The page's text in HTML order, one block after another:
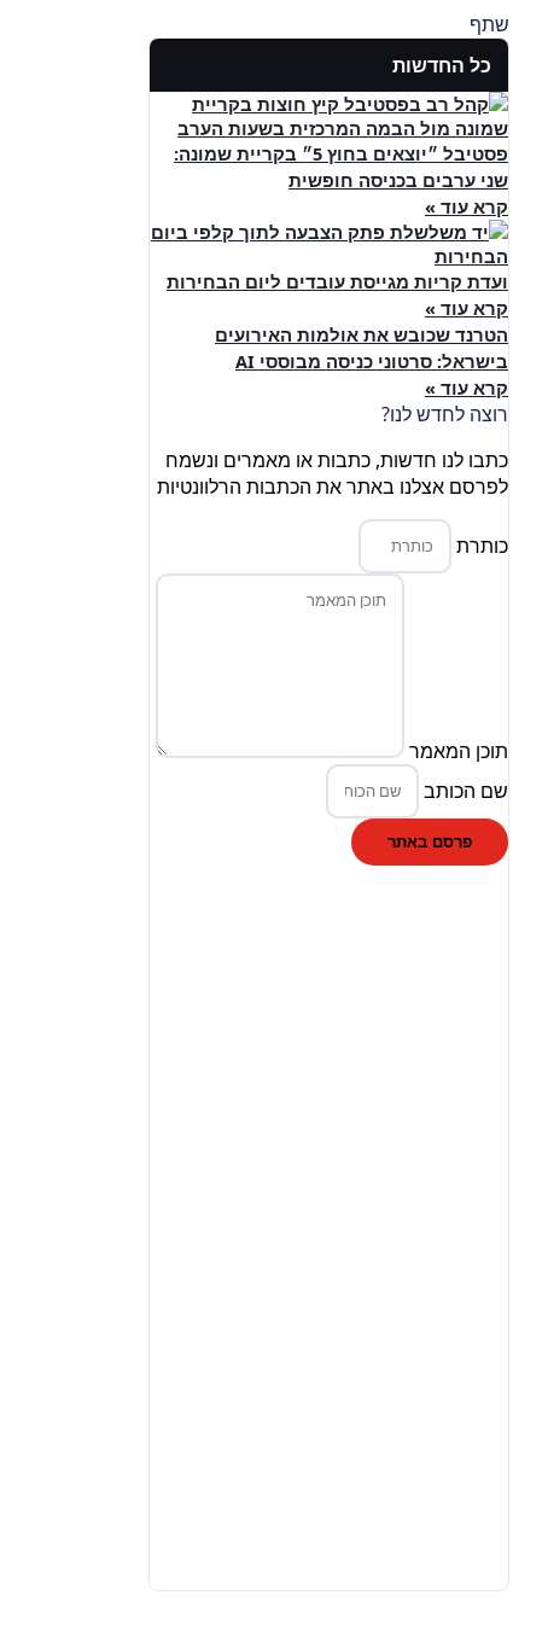
שתף
כל החדשות
פסטיבל ״יוצאים בחוץ 5״ בקריית שמונה:
שני ערבים בכניסה חופשית
קרא עוד »
ועדת קריות מגייסת עובדים ליום הבחירות
קרא עוד »
הטרנד שכובש את אולמות האירועים
בישראל: סרטוני כניסה מבוססי AI
קרא עוד »
רוצה לחדש לנו?
כתבו לנו חדשות, כתבות או מאמרים ונשמח
לפרסם אצלנו באתר את הכתבות הרלוונטיות
כותרת
תוכן המאמר
שם הכותב
פרסם באתר